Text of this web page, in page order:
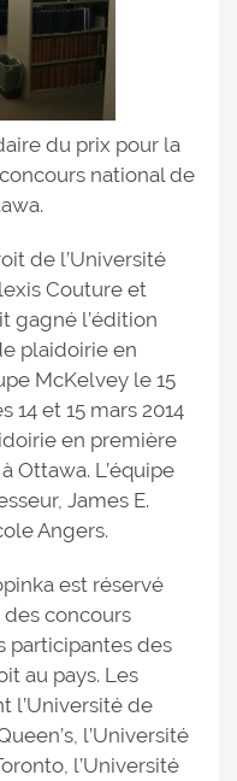
du prix pour la
national de
de l’Université
Couture et
gagné l’édition
plaidoirie en
McKelvey le 15
14 et 15 mars 2014
en première
Ottawa. L’équipe
James E.
Angers.
est réservé
concours
participantes des
au pays. Les
l’Université de
l’Université
l’Université